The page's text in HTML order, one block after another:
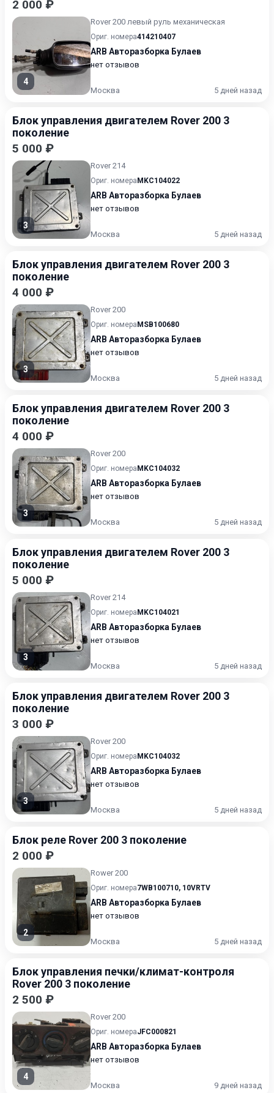
2 000 ₽
4
Rover 200 левый руль механическая
Ориг. номера414210407
ARB Авторазборка Булаев
нет отзывов
Москва 5 дней назад
Блок управления двигателем Rover 200 3
поколение
5 000 ₽
3
Rover 214
Ориг. номера MKC104022
ARB Авторазборка Булаев
нет отзывов
Москва 5 дней назад
Блок управления двигателем Rover 200 3
поколение
4 000 ₽
3
Rover 200
Ориг. номера MSB100680
ARB Авторазборка Булаев
нет отзывов
Москва 5 дней назад
Блок управления двигателем Rover 200 3
поколение
4 000 ₽
3
Rover 200
Ориг. номера MKC104032
ARB Авторазборка Булаев
нет отзывов
Москва 5 дней назад
Блок управления двигателем Rover 200 3
поколение
5 000 ₽
3
Rover 214
Ориг. номера MKC104021
ARB Авторазборка Булаев
нет отзывов
Москва 5 дней назад
Блок управления двигателем Rover 200 3
поколение
3 000 ₽
3
Rover 200
Ориг. номера MKC104032
ARB Авторазборка Булаев
нет отзывов
Москва 5 дней назад
Блок реле Rover 200 3 поколение
2 000 ₽
2
Rower 200
Ориг. номера7WB100710, 10VRTV
ARB Авторазборка Булаев
нет отзывов
Москва 5 дней назад
Блок управления печки/климат-контроля
Rover 200 3 поколение
2 500 ₽
4
Rover 200
Ориг. номераJFC000821
ARB Авторазборка Булаев
нет отзывов
Москва 9 дней назад